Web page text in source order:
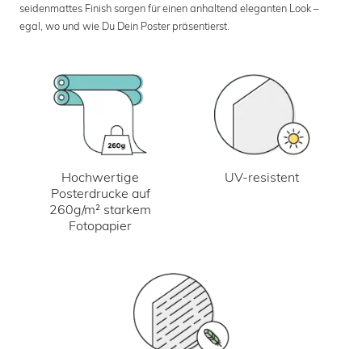
seidenmattes Finish sorgen für einen anhaltend eleganten Look –
egal, wo und wie Du Dein Poster präsentierst.
Hochwertige
Posterdrucke auf
260g/m² starkem
Fotopapier
UV-resistent